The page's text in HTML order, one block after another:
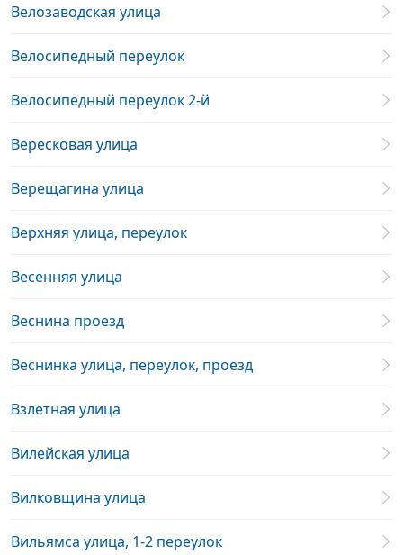
Велозаводская улица
Велосипедный переулок
Велосипедный переулок 2-й
Вересковая улица
Верещагина улица
Верхняя улица, переулок
Весенняя улица
Веснина проезд
Веснинка улица, переулок, проезд
Взлетная улица
Вилейская улица
Вилковщина улица
Вильямса улица, 1-2 переулок